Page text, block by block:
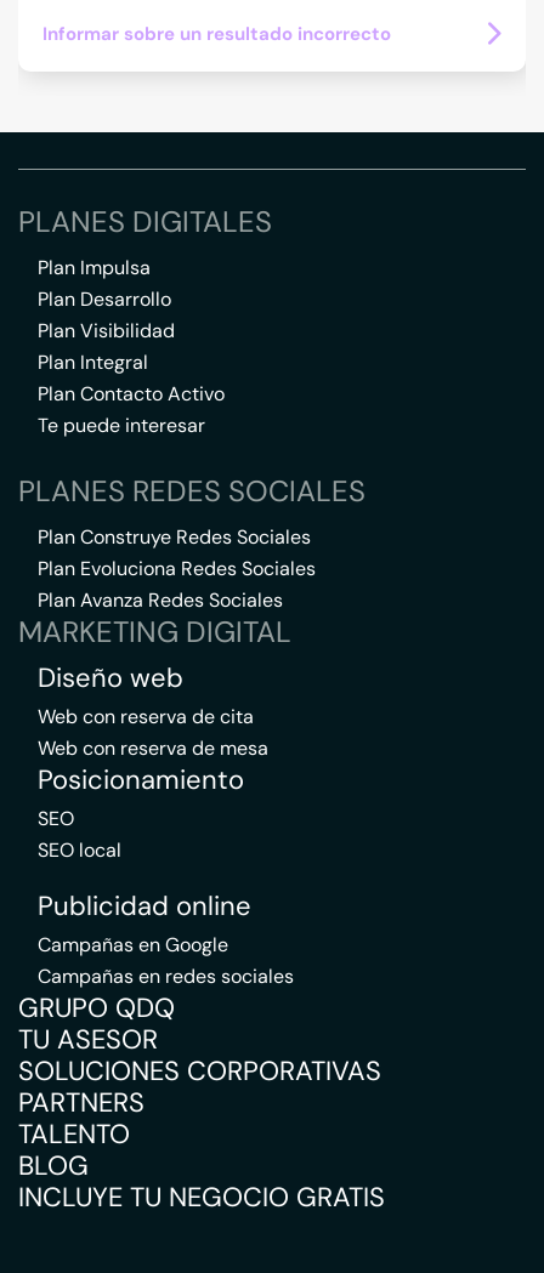
Informar sobre un resultado incorrecto
PLANES DIGITALES
Plan Impulsa
Plan Desarrollo
Plan Visibilidad
Plan Integral
Plan Contacto Activo
Te puede interesar
PLANES REDES SOCIALES
Plan Construye Redes Sociales
Plan Evoluciona Redes Sociales
Plan Avanza Redes Sociales
MARKETING DIGITAL
Diseño web
Web con reserva de cita
Web con reserva de mesa
Posicionamiento
SEO
SEO local
Publicidad online
Campañas en Google
Campañas en redes sociales
GRUPO QDQ
TU ASESOR
SOLUCIONES CORPORATIVAS
PARTNERS
TALENTO
BLOG
INCLUYE TU NEGOCIO GRATIS